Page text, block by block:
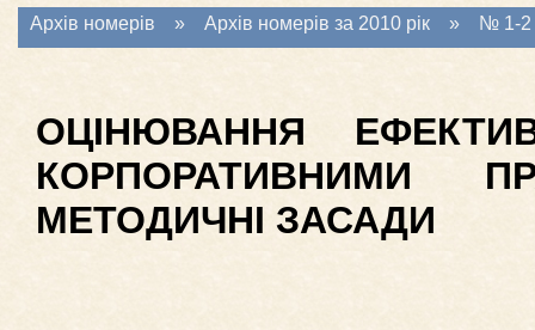
Архів номерів » Архів номерів за 2010 рік » № 1-2
ОЦІНЮВАННЯ
КОРПОРАТИВНИМИ
МЕТОДИЧНІ ЗАСАДИ